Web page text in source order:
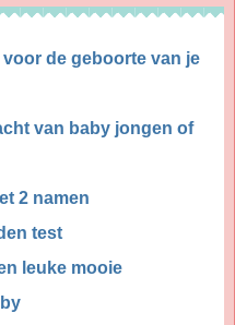
de geboorte van je
van baby jongen of
2 namen
test
leuke mooie